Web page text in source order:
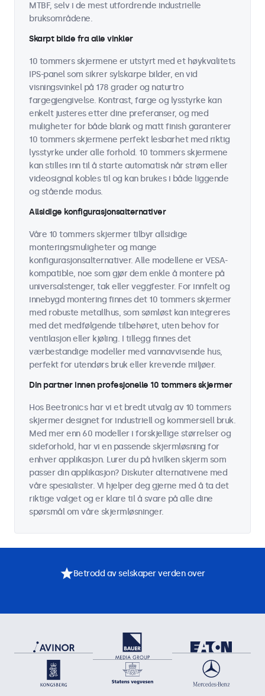
MTBF, selv i de mest utfordrende industrielle
bruksområdene.
Skarpt bilde fra alle vinkler
10 tommers skjermene er utstyrt med et høykvalitets
IPS-panel som sikrer sylskarpe bilder, en vid
visningsvinkel på 178 grader og naturtro
fargegjengivelse. Kontrast, farge og lysstyrke kan
enkelt justeres etter dine preferanser, og med
muligheter for både blank og matt finish garanterer
10 tommers skjermene perfekt lesbarhet med riktig
lysstyrke under alle forhold. 10 tommers skjermene
kan stilles inn til å starte automatisk når strøm eller
videosignal kobles til og kan brukes i både liggende
og stående modus.
Allsidige konfigurasjonsalternativer
Våre 10 tommers skjermer tilbyr allsidige
monteringsmuligheter og mange
konfigurasjonsalternativer. Alle modellene er VESA-
kompatible, noe som gjør dem enkle å montere på
universalstenger, tak eller veggfester. For innfelt og
innebygd montering finnes det 10 tommers skjermer
med robuste metallhus, som sømløst kan integreres
med det medfølgende tilbehøret, uten behov for
ventilasjon eller kjøling. I tillegg finnes det
værbestandige modeller med vannavvisende hus,
perfekt for utendørs bruk eller krevende miljøer.
Din partner innen profesjonelle 10 tommers skjermer
Hos Beetronics har vi et bredt utvalg av 10 tommers
skjermer designet for industriell og kommersiell bruk.
Med mer enn 60 modeller i forskjellige størrelser og
sideforhold, har vi en passende skjermløsning for
enhver applikasjon. Lurer du på hvilken skjerm som
passer din applikasjon? Diskuter alternativene med
våre spesialister. Vi hjelper deg gjerne med å ta det
riktige valget og er klare til å svare på alle dine
spørsmål om våre skjermløsninger.
Betrodd av selskaper verden over